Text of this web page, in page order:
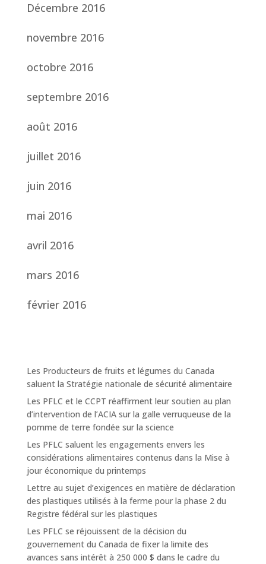
Décembre 2016
novembre 2016
octobre 2016
septembre 2016
août 2016
juillet 2016
juin 2016
mai 2016
avril 2016
mars 2016
février 2016
Les Producteurs de fruits et légumes du Canada
saluent la Stratégie nationale de sécurité alimentaire
Les PFLC et le CCPT réaffirment leur soutien au plan
d’intervention de l’ACIA sur la galle verruqueuse de la
pomme de terre fondée sur la science
Les PFLC saluent les engagements envers les
considérations alimentaires contenus dans la Mise à
jour économique du printemps
Lettre au sujet d’exigences en matière de déclaration
des plastiques utilisés à la ferme pour la phase 2 du
Registre fédéral sur les plastiques
Les PFLC se réjouissent de la décision du
gouvernement du Canada de fixer la limite des
avances sans intérêt à 250 000 $ dans le cadre du